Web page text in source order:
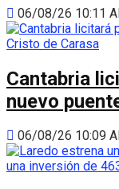
06/08/26 10:11
Cantabria
nuevo
06/08/26 10:09